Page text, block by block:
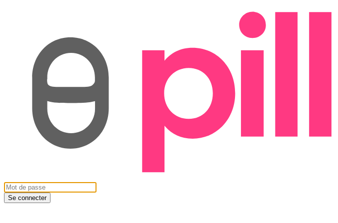
Se connecter